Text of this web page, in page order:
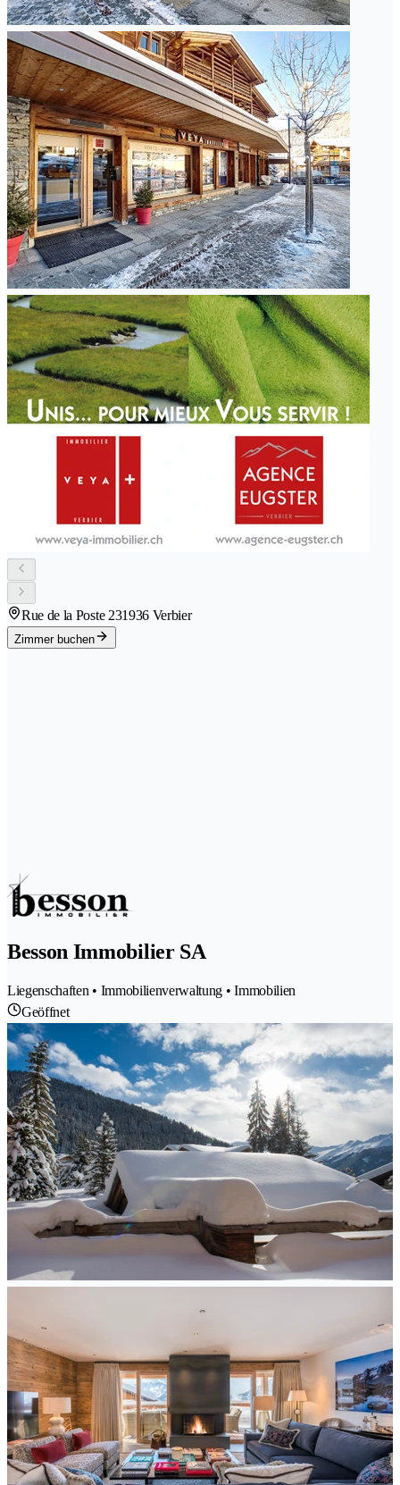
Rue de la Poste 231936 Verbier
Zimmer buchen
Besson Immobilier SA
Liegenschaften • Immobilienverwaltung • Immobilien
Geöffnet